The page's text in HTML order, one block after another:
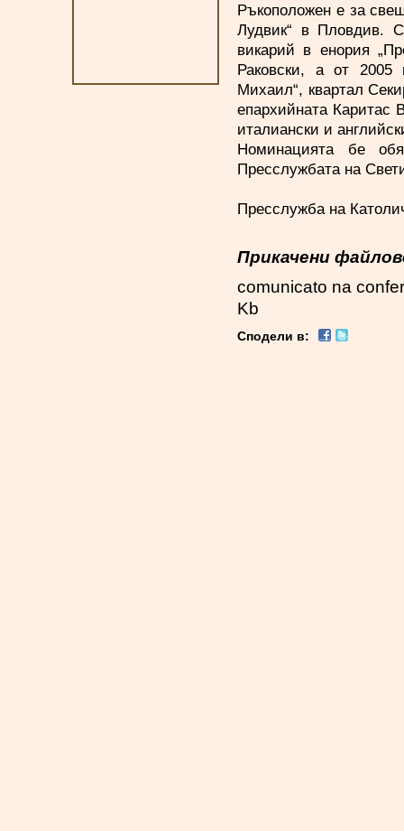
Ръкоположен е за
Лудвик“ в Пловдив.
викарий в енория
Раковски, а от 2005
Михаил“, квартал
епархийната Каритас
италиански и
Номинацията бе
Пресслужбата на
Пресслужба на
Прикачени
comunicato na
Kb
Сподели в: